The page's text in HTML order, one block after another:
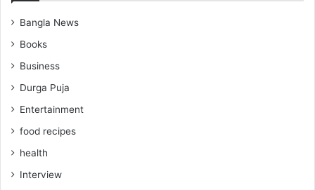
Bangla News
Books
Business
Durga Puja
Entertainment
food recipes
health
Interview